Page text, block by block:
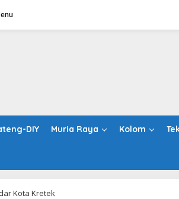
DIY Muria Raya Kolom
Kota Kretek